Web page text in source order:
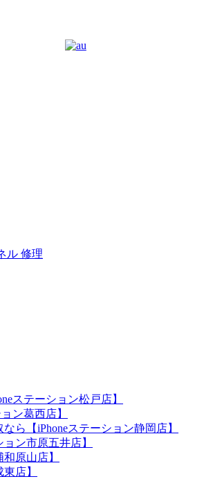
ル 修理
ステーション松戸店】
ン葛西店】
ら【iPhoneステーション静岡店】
ン市原五井店】
原山店】
店】